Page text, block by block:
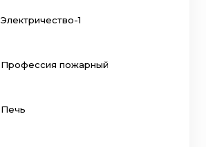
Электричество-1
Профессия пожарный
Печь